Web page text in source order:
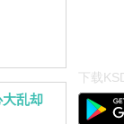
乱却
下载